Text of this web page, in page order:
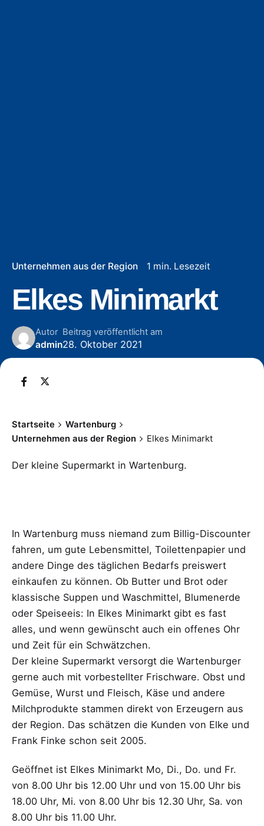
Unternehmen aus der Region 1 min. Lesezeit
Elkes Minimarkt
Autor
admin
Beitrag veröffentlicht am
28. Oktober 2021
Startseite
Wartenburg
Unternehmen aus der Region
Elkes Minimarkt
Der kleine Supermarkt in Wartenburg.
In Wartenburg muss niemand zum Billig-Discounter
fahren, um gute Lebensmittel, Toilettenpapier und
andere Dinge des täglichen Bedarfs preiswert
einkaufen zu können. Ob Butter und Brot oder
klassische Suppen und Waschmittel, Blumenerde
oder Speiseeis: In Elkes Minimarkt gibt es fast
alles, und wenn gewünscht auch ein offenes Ohr
und Zeit für ein Schwätzchen.
Der kleine Supermarkt versorgt die Wartenburger
gerne auch mit vorbestellter Frischware. Obst und
Gemüse, Wurst und Fleisch, Käse und andere
Milchprodukte stammen direkt von Erzeugern aus
der Region. Das schätzen die Kunden von Elke und
Frank Finke schon seit 2005.
Geöffnet ist Elkes Minimarkt Mo, Di., Do. und Fr.
von 8.00 Uhr bis 12.00 Uhr und von 15.00 Uhr bis
18.00 Uhr, Mi. von 8.00 Uhr bis 12.30 Uhr, Sa. von
8.00 Uhr bis 11.00 Uhr.